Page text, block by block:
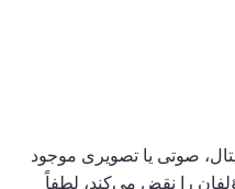
صوتی یا تصویری موجود
را نقض می‌کند، لطفاً